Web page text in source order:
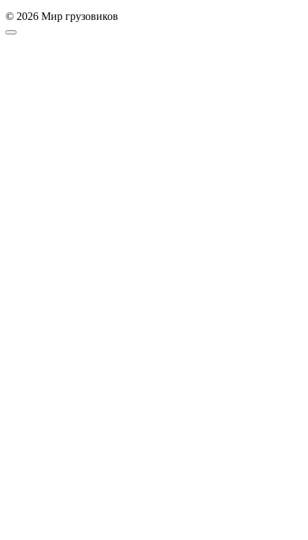
© 2026 Мир грузовиков